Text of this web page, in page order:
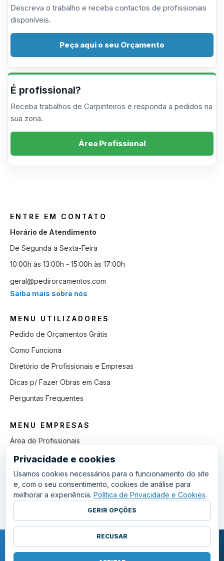
Descreva o trabalho e receba contactos de profissionais
disponíveis.
Peça aqui o seu Orçamento
É profissional?
Receba trabalhos de Carpinteiros e responda a pedidos na
sua zona.
Área Profissional
ENTRE EM CONTATO
Horário de Atendimento
De Segunda a Sexta-Feira
10:00h às 13:00h - 15:00h às 17:00h
geral@pedirorcamentos.com
Saiba mais sobre nós
MENU UTILIZADORES
Pedido de Orçamentos Grátis
Como Funciona
Diretório de Profissionais e Empresas
Dicas p/ Fazer Obras em Casa
Perguntas Frequentes
MENU EMPRESAS
Área de Profissionais
Como Funciona
Lista de Pedidos em Aberto
Como Ganhar mais Obras
Perguntas Frequentes
COPYRIGHT © 2011 - 2026 SGSI. TODOS OS DIREITOS RESERVADOS.
Privacidade e cookies
Usamos cookies necessários para o funcionamento do site
e, com o seu consentimento, cookies de análise para
melhorar a experiência. Política de Privacidade e Cookies.
GERIR OPÇÕES
RECUSAR